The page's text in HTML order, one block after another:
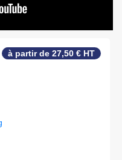
à partir de 27,50 € HT